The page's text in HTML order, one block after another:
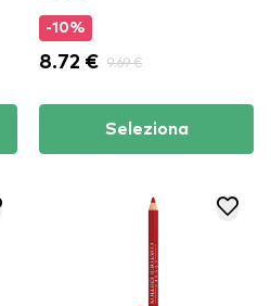
-10%
8.72 € 9.69 €
Seleziona